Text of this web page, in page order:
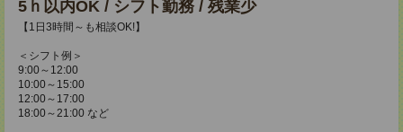
5ｈ以内OK / シフト勤務 / 残業少
【1日3時間～も相談OK!】
＜シフト例＞
9:00～12:00
10:00～15:00
12:00～17:00
18:00～21:00 など